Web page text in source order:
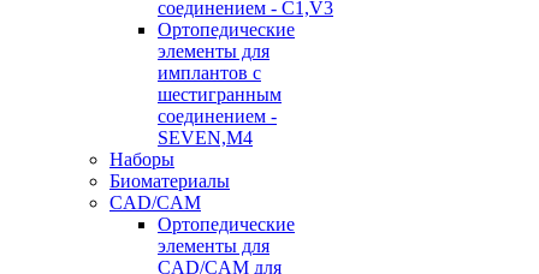
соединением - C1,V3
Ортопедические
элементы для
имплантов с
шестигранным
соединением -
SEVEN,M4
Наборы
Биоматериалы
CAD/CAM
Ортопедические
элементы для
CAD/CAM для